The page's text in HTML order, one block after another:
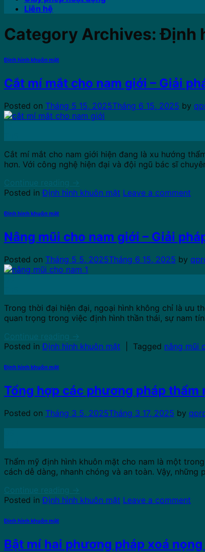
Liên hệ
Category Archives:Định
Định hình khuôn mặt
Cắt mí mắt cho nam giới – Giải
Posted on Tháng 5 15, 2025Tháng 6 15, 2025 by
Cắt mí mắt cho nam giới hiện đang là xu hướng
hơn. Với công nghệ hiện đại và đội ngũ bác sĩ
Continue reading
→
Posted inĐịnh hình khuôn mặt Leave a comment
Định hình khuôn mặt
Nâng mũi cho nam giới – Giải
Posted on Tháng 5 5, 2025Tháng 6 15, 2025 by
Trong thời đại hiện đại, ngoại hình không chỉ là ưu
quan trọng trong việc định hình thần thái, sự nam
Continue reading
→
Posted inĐịnh hình khuôn mặt Tagged nâng mũi
Định hình khuôn mặt
Tổng hợp các phương pháp
Posted on Tháng 3 5, 2025Tháng 3 17, 2025 by
Thẩm mỹ định hình khuôn mặt cho nam là một
cách dễ dàng, nhanh chóng và an toàn. Vậy,
Continue reading
→
Posted inĐịnh hình khuôn mặt Leave a comment
Định hình khuôn mặt
Bật mí hai phương pháp xoá